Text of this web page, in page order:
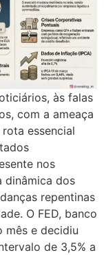
às falas
com a ameaça
essencial
nos
dinâmica dos
repentinas
O FED, banco
mês e decidiu
de 3,5% a